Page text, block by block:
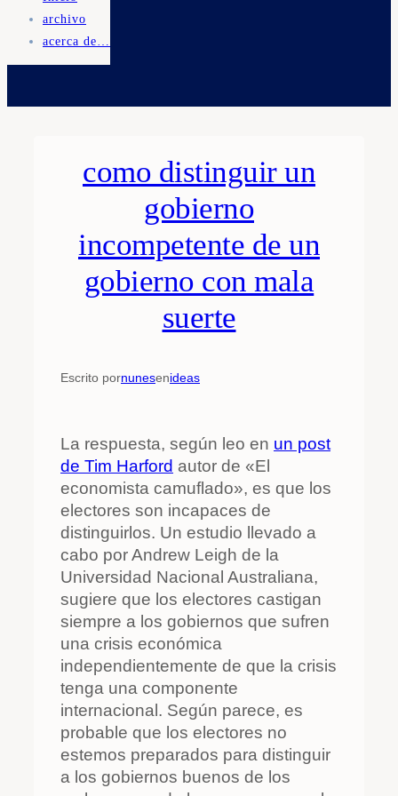
archivo
acerca de…
como distinguir un
gobierno
incompetente de un
gobierno con mala
suerte
Escrito pornunesenideas
La respuesta, según leo en un post
de Tim Harford autor de «El
economista camuflado», es que los
electores son incapaces de
distinguirlos. Un estudio llevado a
cabo por Andrew Leigh de la
Universidad Nacional Australiana,
sugiere que los electores castigan
siempre a los gobiernos que sufren
una crisis económica
independientemente de que la crisis
tenga una componente
internacional. Según parece, es
probable que los electores no
estemos preparados para distinguir
a los gobiernos buenos de los